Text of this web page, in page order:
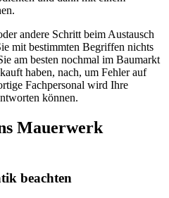
andere Schritt beim Austausch
mit bestimmten Begriffen nichts
am besten nochmal im Baumarkt
haben, nach, um Fehler auf
Fachpersonal wird Ihre
können.
Mauerwerk
beachten